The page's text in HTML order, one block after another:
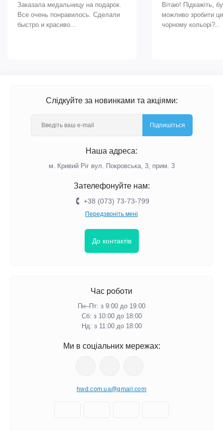
Заказала медальницу на подарок.
Все очень понравилось. Сделали
быстро и красиво...
Вітаю! Підкажіть,
можливо зробити
чорному кольорі?..
Слідкуйте за новинками та акціями:
Підпишіться
Наша адреса:
м. Кривий Ріг вул. Покровська, 3, прим. 3
Зателефонуйте нам:
+38 (073) 73-73-799
Передзвоніть мені
До контактів
Час роботи
Пн–Пт: з 9:00 до 19:00
Сб: з 10:00 до 18:00
Нд: з 11:00 до 18:00
Ми в соціальних мережах:
hwd.com.ua@gmail.com